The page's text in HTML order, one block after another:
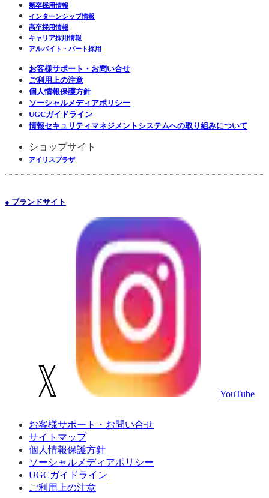
新卒採用情報
インターンシップ情報
高卒採用情報
キャリア採用情報
アルバイト・パート採用
お客様サポート・お問い合せ
ご利用上の注意
個人情報保護方針
ソーシャルメディアポリシー
UGCガイドライン
情報セキュリティマネジメントシステムへの取り組みについて
ショップサイト
アイリスプラザ
● ブランドサイト
YouTube
お客様サポート・お問い合せ
サイトマップ
個人情報保護方針
ソーシャルメディアポリシー
UGCガイドライン
ご利用上の注意